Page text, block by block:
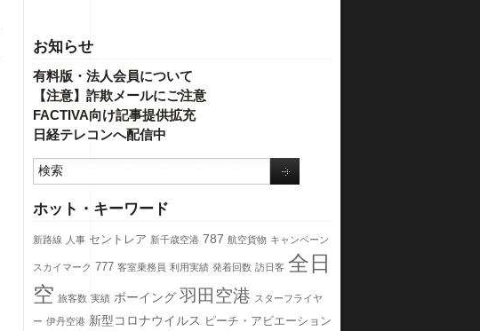
お知らせ
有料版・法人会員について
【注意】詐欺メールにご注意
FACTIVA向け記事提供拡充
日経テレコンへ配信中
ホット・キーワード
新路線 人事 セントレア 新千歳空港 787 航空貨物 キャンペーン
スカイマーク 777 客室乗務員 利用実績 発着回数 訪日客 全日
空 旅客数 実績 ボーイング 羽田空港 スターフライヤ
ー 伊丹空港 新型コロナウイルス ピーチ・アビエーション